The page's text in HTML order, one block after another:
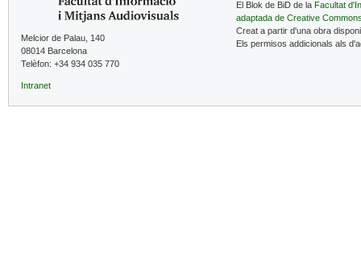
Melcior de Palau, 140
08014 Barcelona
Telèfon: +34 934 035 770
Intranet
El Blok de BiD de la Facultat
adaptada de Creative
Creat a partir d'una obra
Els permisos addicionals als